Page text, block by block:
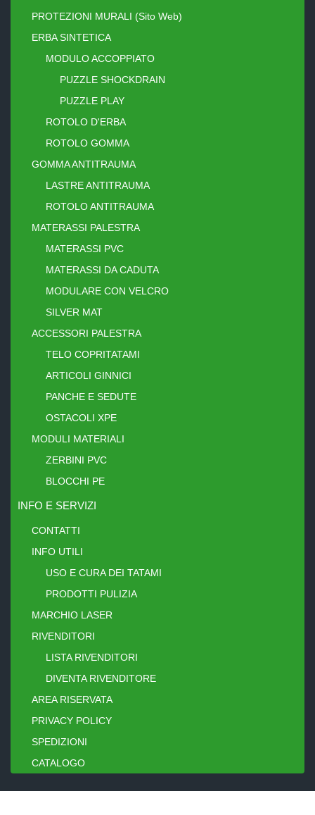
PROTEZIONI MURALI (Sito Web)
ERBA SINTETICA
MODULO ACCOPPIATO
PUZZLE SHOCKDRAIN
PUZZLE PLAY
ROTOLO D'ERBA
ROTOLO GOMMA
GOMMA ANTITRAUMA
LASTRE ANTITRAUMA
ROTOLO ANTITRAUMA
MATERASSI PALESTRA
MATERASSI PVC
MATERASSI DA CADUTA
MODULARE CON VELCRO
SILVER MAT
ACCESSORI PALESTRA
TELO COPRITATAMI
ARTICOLI GINNICI
PANCHE E SEDUTE
OSTACOLI XPE
MODULI MATERIALI
ZERBINI PVC
BLOCCHI PE
INFO E SERVIZI
CONTATTI
INFO UTILI
USO E CURA DEI TATAMI
PRODOTTI PULIZIA
MARCHIO LASER
RIVENDITORI
LISTA RIVENDITORI
DIVENTA RIVENDITORE
AREA RISERVATA
PRIVACY POLICY
SPEDIZIONI
CATALOGO